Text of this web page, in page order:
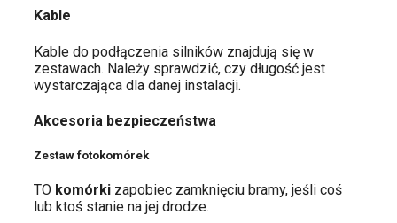
Kable
Kable do podłączenia silników znajdują się w
zestawach. Należy sprawdzić, czy długość jest
wystarczająca dla danej instalacji.
Akcesoria bezpieczeństwa
Zestaw fotokomórek
TO komórki zapobiec zamknięciu bramy, jeśli coś
lub ktoś stanie na jej drodze.